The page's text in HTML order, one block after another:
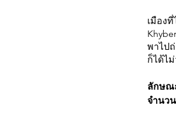
เมือง
พาไป
ก็ได้ไ
ลักษณ
จำนว